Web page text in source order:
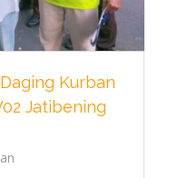
Kurban
Jatibening